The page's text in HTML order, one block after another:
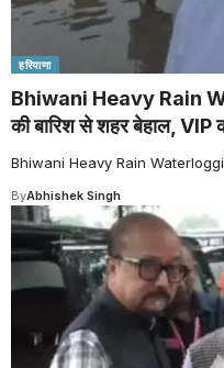
हरियाणा
Bhiwani Heavy Rain
की बारिश से शहर बेहाल, VIP
Bhiwani Heavy Rain Waterlogging
ByAbhishek Singh